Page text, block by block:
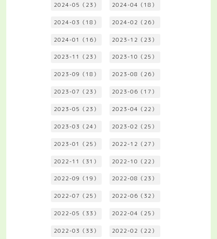
2024-05（23） 2024-04（18）
2024-03（18） 2024-02（26）
2024-01（16） 2023-12（23）
2023-11（23） 2023-10（25）
2023-09（18） 2023-08（26）
2023-07（23） 2023-06（17）
2023-05（23） 2023-04（22）
2023-03（24） 2023-02（25）
2023-01（25） 2022-12（27）
2022-11（31） 2022-10（22）
2022-09（19） 2022-08（23）
2022-07（25） 2022-06（32）
2022-05（33） 2022-04（25）
2022-03（33） 2022-02（22）